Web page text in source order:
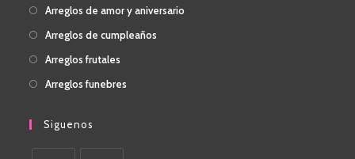
Arreglos de amor y aniversario
Arreglos de cumpleaños
Arreglos frutales
Arreglos funebres
Siguenos